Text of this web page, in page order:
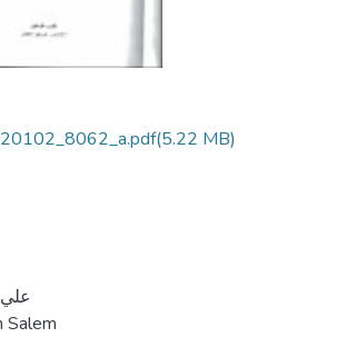
(5.22 MB)
Salem